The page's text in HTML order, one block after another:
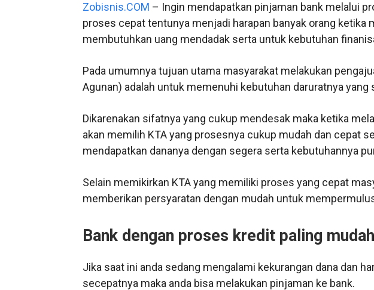
Zobisnis.COM – Ingin mendapatkan pinjaman bank melalui
proses cepat tentunya menjadi harapan banyak orang ketika
membutuhkan uang mendadak serta untuk kebutuhan
Pada umumnya tujuan utama masyarakat melakukan
Agunan) adalah untuk memenuhi kebutuhan daruratnya yang
Dikarenakan sifatnya yang cukup mendesak maka ketika
akan memilih KTA yang prosesnya cukup mudah dan cepat
mendapatkan dananya dengan segera serta kebutuhannya
Selain memikirkan KTA yang memiliki proses yang cepat
memberikan persyaratan dengan mudah untuk
Bank dengan proses kredit paling
Jika saat ini anda sedang mengalami kekurangan dana dan
secepatnya maka anda bisa melakukan pinjaman ke bank.